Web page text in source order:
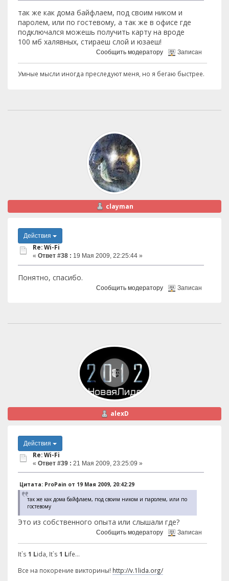
так же как дома байфлаем, под своим ником и
паролем, или по гостевому, а так же в офисе где
подключался можешь получить карту на вроде
100 мб халявных, стираеш слой и юзаеш!
Сообщить модератору Записан
Умные мысли иногда преследуют меня, но я бегаю быстрее.
clayman
Действия
Re: Wi-Fi
« Ответ #38 : 19 Мая 2009, 22:25:44 »
Понятно, спасибо.
Сообщить модератору Записан
alexD
Действия
Re: Wi-Fi
« Ответ #39 : 21 Мая 2009, 23:25:09 »
Цитата: ProPain от 19 Мая 2009, 20:42:29
так же как дома байфлаем, под своим ником и паролем, или по
гостевому
Это из собственного опыта или слышали где?
Сообщить модератору Записан
It`s 1 Lida, It`s 1 Life...
Все на покорение викторины! http://v.1lida.org/